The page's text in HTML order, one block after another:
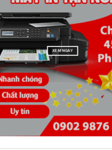
XEM NGAY